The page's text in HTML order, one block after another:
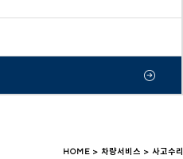
HOME > 차량서비스 > 사고수리